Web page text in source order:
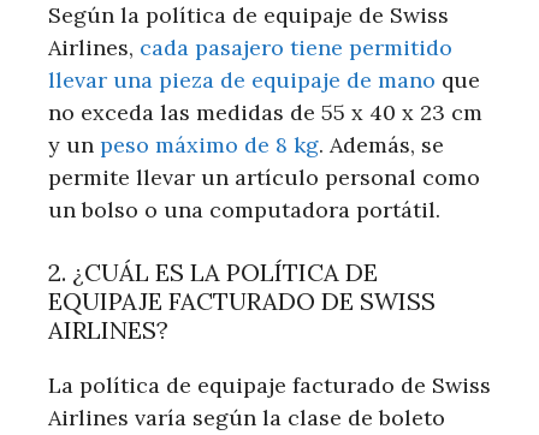
Según la política de equipaje de Swiss
Airlines, cada pasajero tiene permitido
llevar una pieza de equipaje de mano que
no exceda las medidas de 55 x 40 x 23 cm
y un peso máximo de 8 kg. Además, se
permite llevar un artículo personal como
un bolso o una computadora portátil.
2. ¿CUÁL ES LA POLÍTICA DE
EQUIPAJE FACTURADO DE SWISS
AIRLINES?
La política de equipaje facturado de Swiss
Airlines varía según la clase de boleto